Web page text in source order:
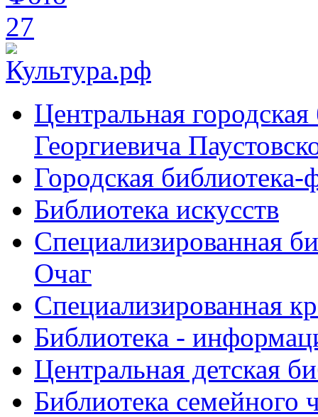
Центральная
Георгиевича
Городская
Библиотека искусств
Специализированная
Очаг
Специализированная
Библиотека -
Центральная детская
Библиотека семейного